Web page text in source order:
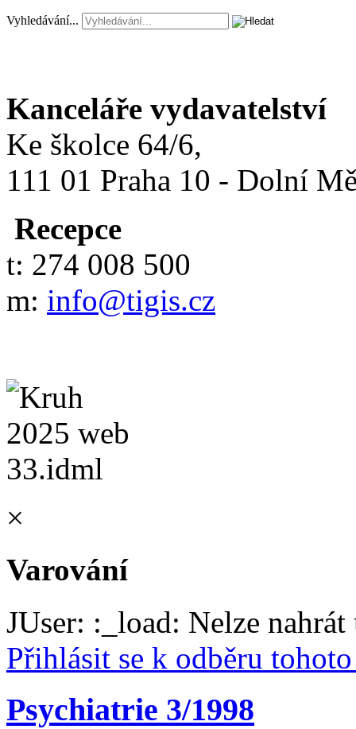
Vyhledávání...
Kanceláře vydavatelství
Ke školce 64/6,
111 01 Praha 10 - Dolní
Recepce
t: 274 008 500
m: info@tigis.cz
×
Varování
JUser: :_load: Nelze
Přihlásit se k odběru
Psychiatrie 3/1998